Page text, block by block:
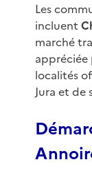
Les
incluent
marché
appréciée
localités
Jura et de